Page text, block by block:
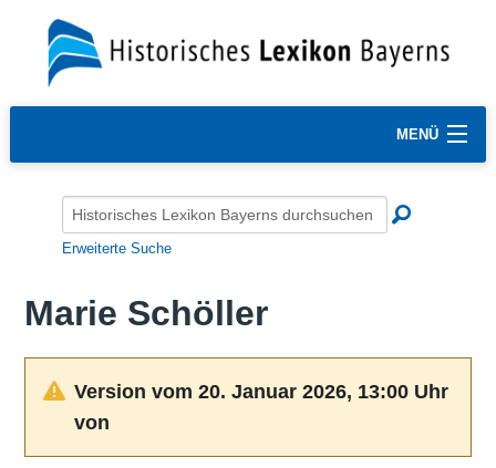
MENÜ
Erweiterte Suche
Marie Schöller
Version vom 20. Januar 2026, 13:00 Uhr
von